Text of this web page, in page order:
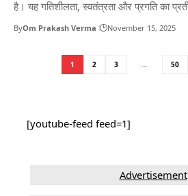
है। यह गतिशीलता, स्वतंत्रता और प्रगति का
आकांक्षाएँ विकसित हो रही हैं, वाहन ऋण प्रदाताओं
ByOm Prakash Verma November 15, 2025
1 2 3 … 50
[youtube-feed feed=1]
Advertisement